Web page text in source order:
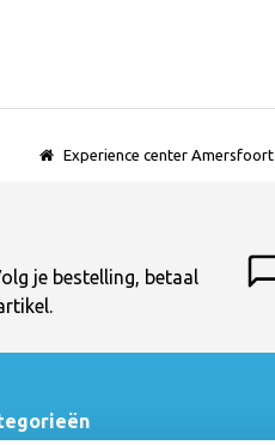
Experience center Amersfoort
je bestelling, betaal